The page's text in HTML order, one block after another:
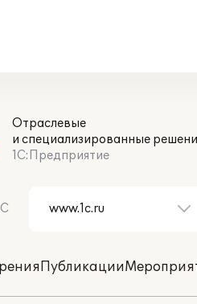
Отраслевые
и специализированные
1С:Предприятие
Публикации